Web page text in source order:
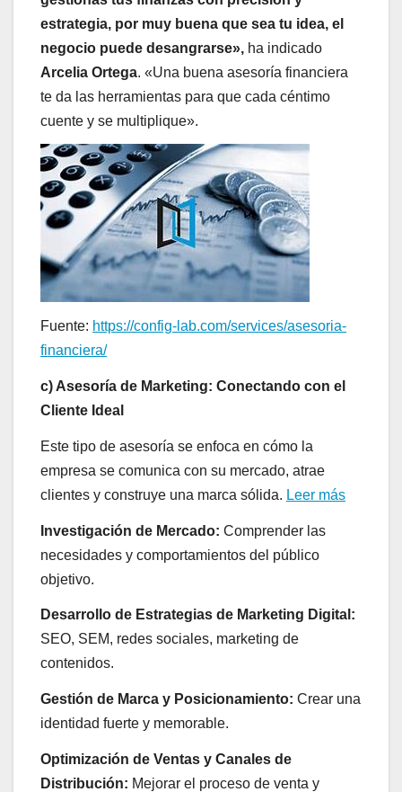
estrategia, por muy buena que sea tu idea, el
negocio puede desangrarse», ha indicado
Arcelia Ortega. «Una buena asesoría financiera
te da las herramientas para que cada céntimo
cuente y se multiplique».
Fuente: https://config-lab.com/services/asesoria-
financiera/
c) Asesoría de Marketing: Conectando con el
Cliente Ideal
Este tipo de asesoría se enfoca en cómo la
empresa se comunica con su mercado, atrae
clientes y construye una marca sólida. Leer más
Investigación de Mercado: Comprender las
necesidades y comportamientos del público
objetivo.
Desarrollo de Estrategias de Marketing Digital:
SEO, SEM, redes sociales, marketing de
contenidos.
Gestión de Marca y Posicionamiento: Crear una
identidad fuerte y memorable.
Optimización de Ventas y Canales de
Distribución: Mejorar el proceso de venta y